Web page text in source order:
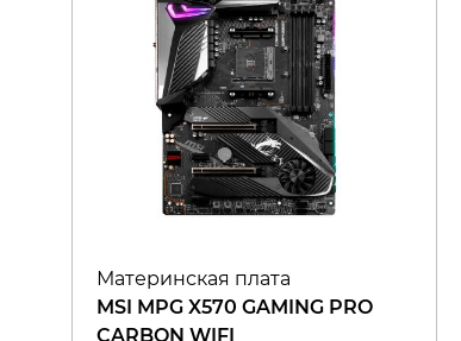
Материнская плата
MSI MPG X570 GAMING PRO
CARBON WIFI